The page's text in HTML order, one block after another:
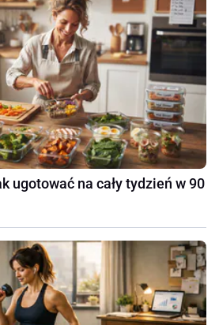
ugotować na cały tydzień w 90